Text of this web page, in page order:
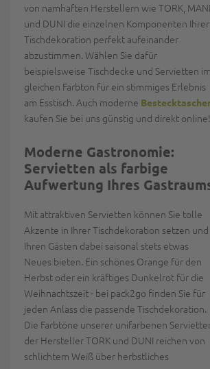
von namhaften Herstellern wie TORK,
und DUNI die einzelnen Komponenten Ihrer
Tischdekoration perfekt aufeinander
abzustimmen. Wählen Sie dafür
beispielsweise Tischdecke und Servietten im
gleichen Farbton für ein stimmiges Erlebnis
am Esstisch. Auch moderne
kaufen Sie bei uns günstig und direkt online!
Moderne Gastronomie:
Servietten als farbige
Aufwertung Ihres
Mit attraktiven Servietten können Sie tolle
Akzente in Ihrer Tischdekoration setzen und
Ihren Gästen dabei saisonal stets etwas
Neues bieten. Ein schönes Orange für den
Herbst oder ein kräftiges Dunkelrot für die
Weihnachtszeit - bei pack2go finden Sie für
jeden Anlass die passende Tischdekoration.
Die Farbtöne unserer unifarbenen
der Hersteller TORK und DUNI reichen von
schlichtem Weiß über herbstliches